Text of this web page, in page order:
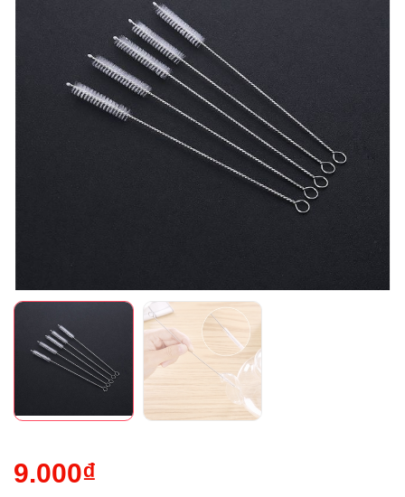
9.000₫
Ngày hết hạn: